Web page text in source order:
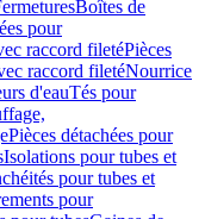
Boîtes de
pour
raccord filetéPièces
raccord filetéNourrice
d'eauTés pour
Pièces détachées pour
Isolations pour tubes et
pour tubes et
pour